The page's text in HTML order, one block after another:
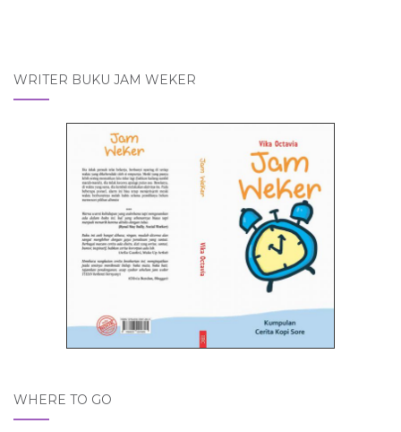
WRITER BUKU JAM WEKER
WHERE TO GO